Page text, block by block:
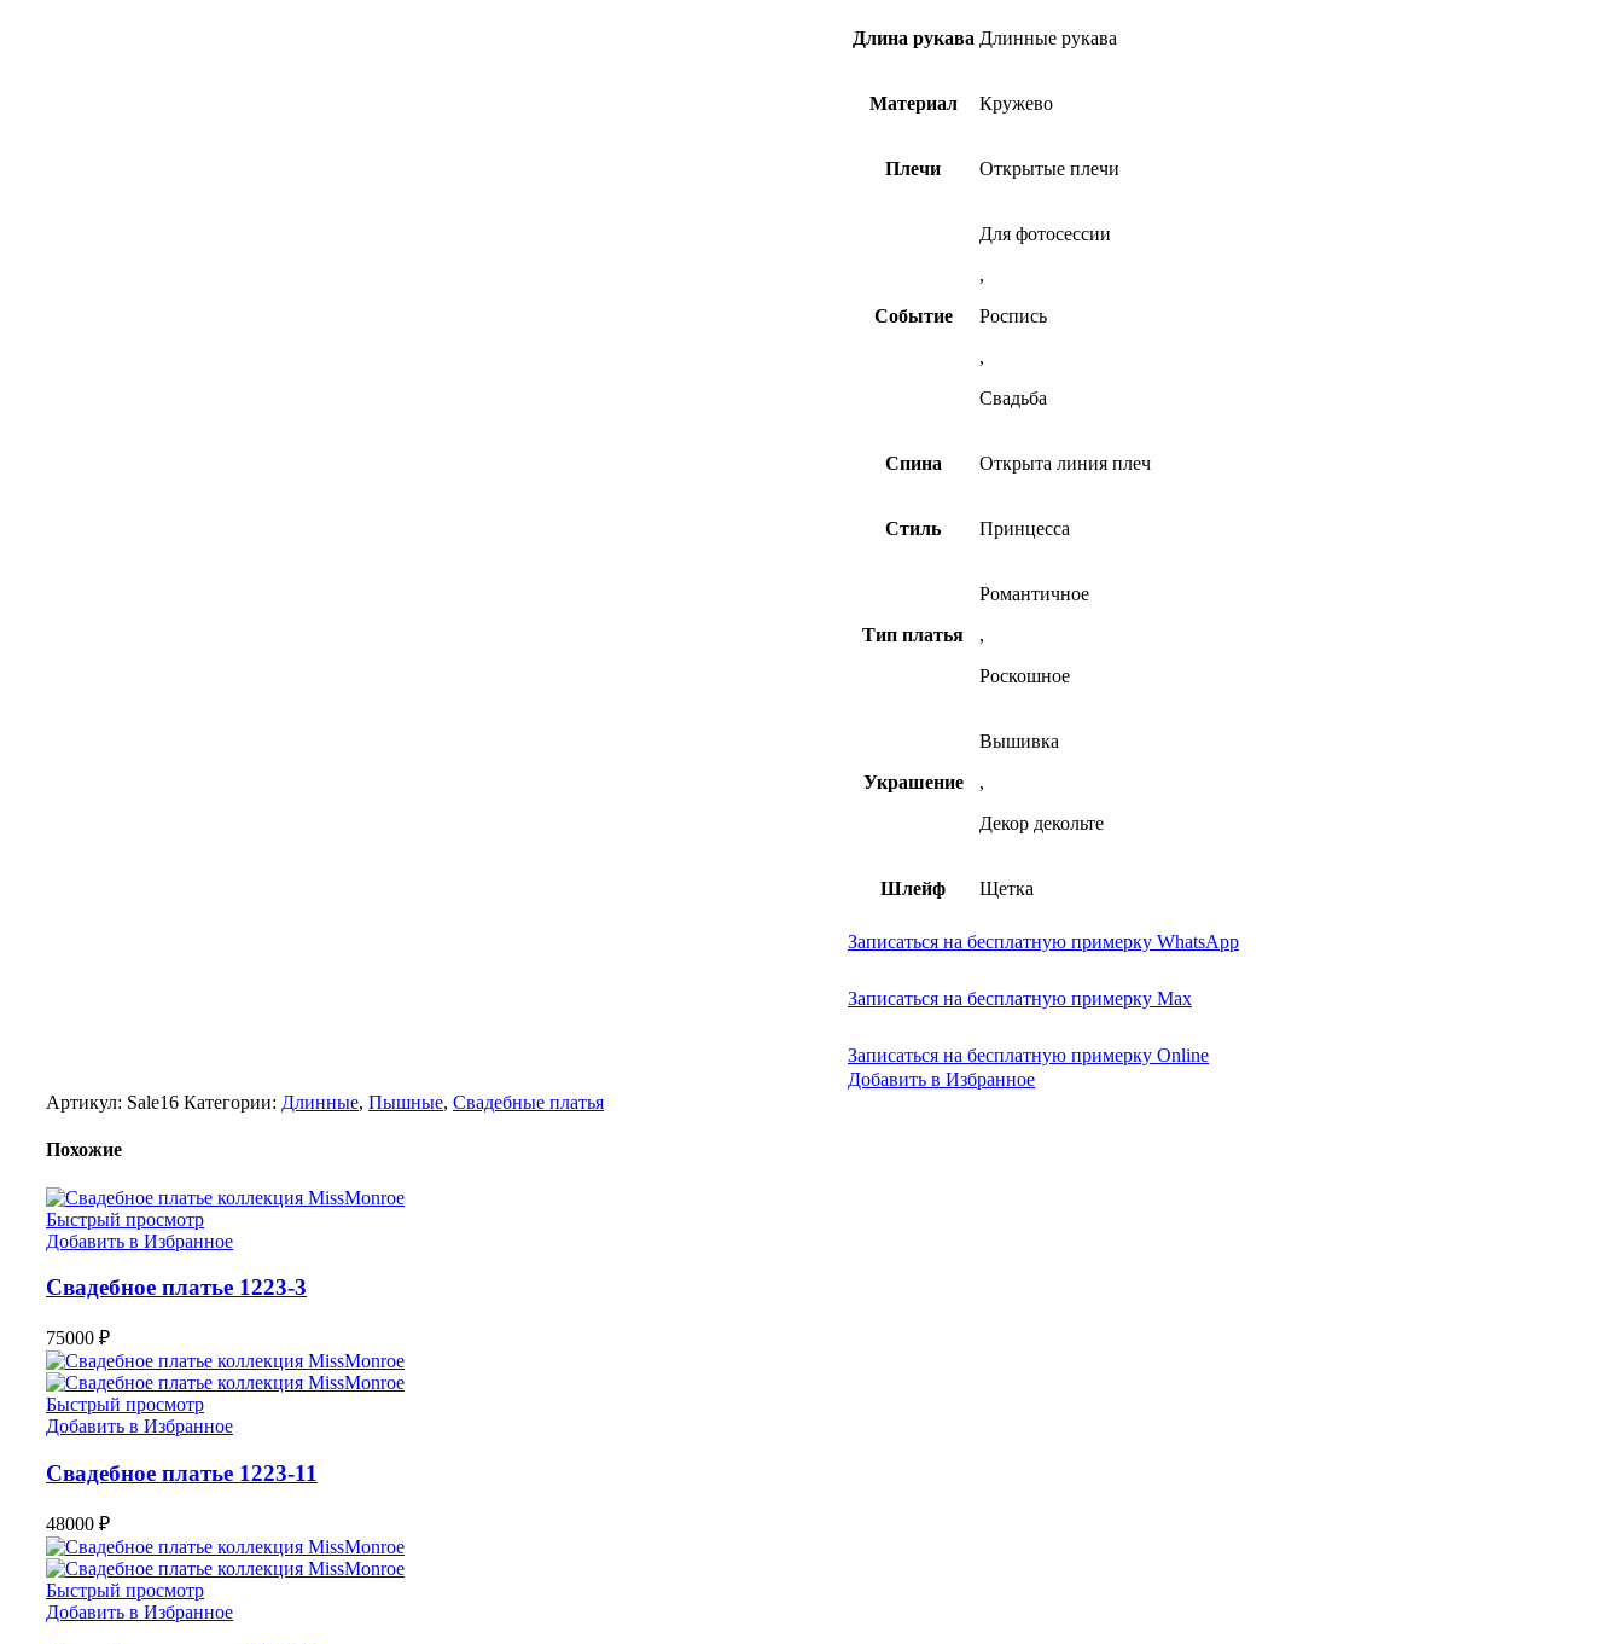
Длина рукава Длинные рукава
Материал Кружево
Плечи Открытые плечи
Событие
Для фотосессии
,
Роспись
,
Свадьба
Спина Открыта линия плеч
Стиль Принцесса
Тип платья
Романтичное
,
Роскошное
Украшение
Вышивка
,
Декор декольте
Шлейф Щетка
Записаться на бесплатную примерку WhatsApp
Записаться на бесплатную примерку Max
Записаться на бесплатную примерку Online
Добавить в Избранное
Артикул: Sale16 Категории: Длинные, Пышные, Свадебные платья
Похожие
Быстрый просмотр
Добавить в Избранное
Свадебное платье 1223-3
75000 ₽
Быстрый просмотр
Добавить в Избранное
Свадебное платье 1223-11
48000 ₽
Быстрый просмотр
Добавить в Избранное